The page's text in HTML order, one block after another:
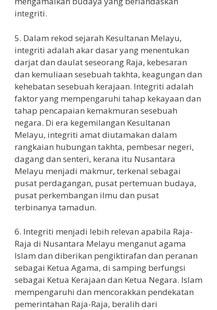
integriti.
5. Dalam rekod sejarah Kesultanan Melayu,
integriti adalah akar dasar yang menentukan
darjat dan daulat seseorang Raja, kebesaran
dan kemuliaan sesebuah takhta, keagungan dan
kehebatan sesebuah kerajaan. Integriti adalah
faktor yang mempengaruhi tahap kekayaan dan
tahap pencapaian kemakmuran sesebuah
negara. Di era kegemilangan Kesultanan
Melayu, integriti amat diutamakan dalam
rangkaian hubungan takhta, pembesar negeri,
dagang dan senteri, kerana itu Nusantara
Melayu menjadi makmur, terkenal sebagai
pusat perdagangan, pusat pertemuan budaya,
pusat perkembangan ilmu dan pusat
terbinanya tamadun.
6. Integriti menjadi lebih relevan apabila Raja-
Raja di Nusantara Melayu menganut agama
Islam dan diberikan pengiktirafan dan peranan
sebagai Ketua Agama, di samping berfungsi
sebagai Ketua Kerajaan dan Ketua Negara. Islam
mempengaruhi dan mencorakkan pendekatan
pemerintahan Raja-Raja, beralih dari